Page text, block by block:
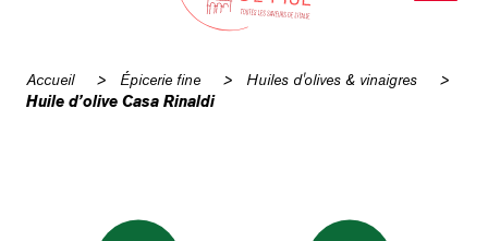
Accueil > Épicerie fine > Huiles d'olives & vinaigres
>
Huile d’olive Casa Rinaldi